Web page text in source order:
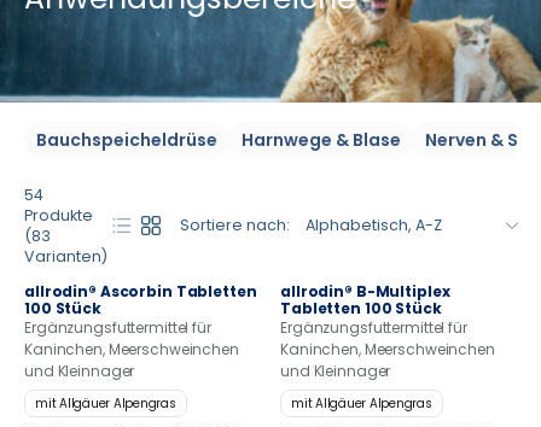
Bauchspeicheldrüse Harnwege & Blase Nerven &
54
Produkte
(83
Varianten)
Sortiere nach:
allrodin® Ascorbin Tabletten
100 Stück
Ergänzungsfuttermittel für
Kaninchen, Meerschweinchen
und Kleinnager
mit Allgäuer Alpengras
allrodin® B-Multiplex
Tabletten 100 Stück
Ergänzungsfuttermittel für
Kaninchen, Meerschweinchen
und Kleinnager
mit Allgäuer Alpengras